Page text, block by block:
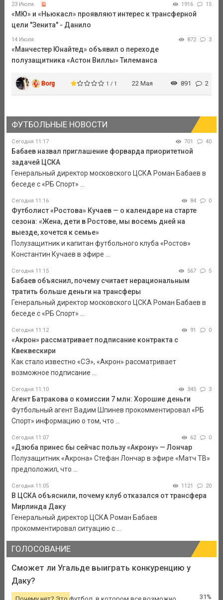
23 Июля 1916 15
«МЮ» и «Ньюкасл» проявляют интерес к трансферной
цели "Зенита" - Данило
14 Июля 872 3
«Манчестер Юнайтед» объявил о переходе
полузащитника «Астон Виллы» Тилеманса
Borg 1 / 1 22 Мая 891 2
ФУТБОЛЬНЫЕ НОВОСТИ
Сегодня 11:17 701 40
Бабаев назвал приглашение форварда приоритетной
задачей ЦСКА
Генеральный директор московского ЦСКА Роман Бабаев в
беседе с «РБ Спорт» ...
Сегодня 11:16 84 0
Футболист «Ростова» Кучаев — о календаре на старте
сезона: «Жена, дети в Ростове, мы восемь дней на
выезде, хочется к семье»
Полузащитник и капитан футбольного клуба «Ростов»
Константин Кучаев в эфире ...
Сегодня 11:15 567 5
Бабаев объяснил, почему считает нерациональным
тратить больше деньги на трансферы
Генеральный директор московского ЦСКА Роман Бабаев в
беседе с «РБ Спорт» ...
Сегодня 11:12 91 0
«Акрон» рассматривает подписание контракта с
Квеквескири
Как стало известно «СЭ», «Акрон» рассматривает
возможное подписание ...
Сегодня 11:10 345 3
Агент Батракова о комиссии 7 млн: Хорошие деньги
Футбольный агент Вадим Шпинев прокомментировал «РБ
Спорт» информацию о том, что ...
Сегодня 11:07 62 0
«Дзюба принес бы сейчас пользу «Акрону» — Лончар
Полузащитник «Акрона» Стефан Лончар в эфире «Матч ТВ»
предположил, что ...
Сегодня 11:05 1121 20
В ЦСКА объяснили, почему клуб отказался от трансфера
Мирлинда Даку
Генеральный директор ЦСКА Роман Бабаев
прокомментировал ситуацию с ...
ГОЛОСОВАНИЕ
Сможет ли Угальде выиграть конкуренцию у
Даку?
31%